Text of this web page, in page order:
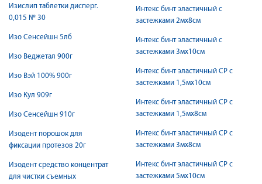
Изислип таблетки дисперг.
0,015 № 30
Изо Сенсейшн 5лб
Изо Веджетал 900г
Изо Вэй 100% 900г
Изо Кул 909г
Изо Сенсейшн 910г
Изодент порошок для
фиксации протезов 20г
Изодент средство концентрат
для чистки съемных
Интекс бинт эластичный с
застежками 2мх8см
Интекс бинт эластичный с
застежками 3мх10см
Интекс бинт эластичный СР с
застежками 1,5мх10см
Интекс бинт эластичный СР с
застежками 1,5мх8см
Интекс бинт эластичный СР с
застежками 3мх8см
Интекс бинт эластичный СР с
застежками 5мх10см